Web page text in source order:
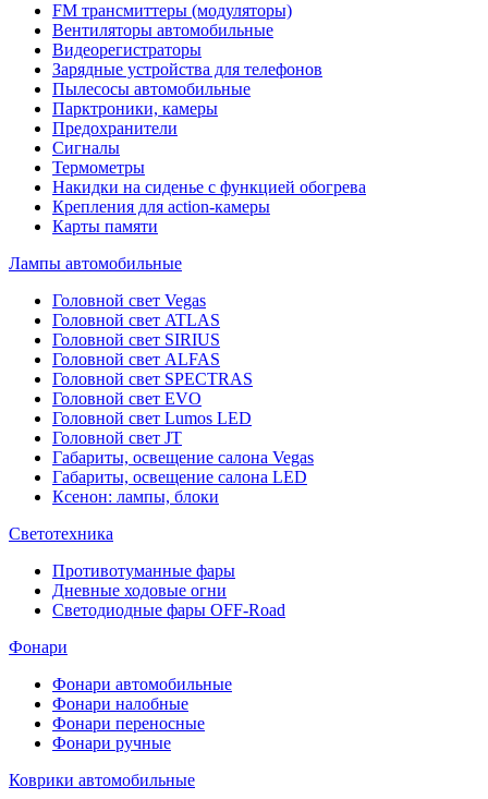
FM трансмиттеры (модуляторы)
Вентиляторы автомобильные
Видеорегистраторы
Зарядные устройства для телефонов
Пылесосы автомобильные
Парктроники, камеры
Предохранители
Сигналы
Термометры
Накидки на сиденье с функцией обогрева
Крепления для action-камеры
Карты памяти
Лампы автомобильные
Головной свет Vegas
Головной свет ATLAS
Головной свет SIRIUS
Головной свет ALFAS
Головной свет SPECTRAS
Головной свет EVO
Головной свет Lumos LED
Головной свет JT
Габариты, освещение салона Vegas
Габариты, освещение салона LED
Ксенон: лампы, блоки
Светотехника
Противотуманные фары
Дневные ходовые огни
Светодиодные фары OFF-Road
Фонари
Фонари автомобильные
Фонари налобные
Фонари переносные
Фонари ручные
Коврики автомобильные